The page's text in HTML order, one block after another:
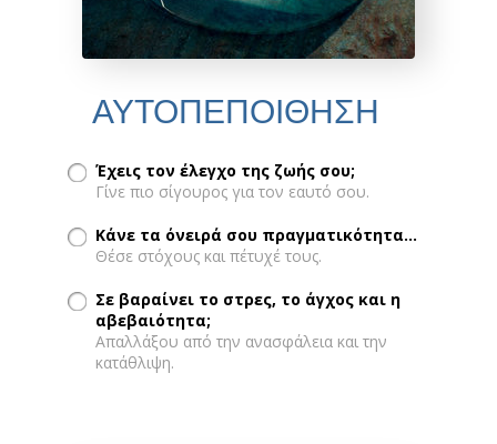
ΑΥΤΟΠΕΠΟΙΘΗΣΗ
Έχεις τον έλεγχο της ζωής σου;
Γίνε πιο σίγουρος για τον εαυτό σου.
Κάνε τα όνειρά σου πραγματικότητα...
Θέσε στόχους και πέτυχέ τους.
Σε βαραίνει το στρες, το άγχος και η
αβεβαιότητα;
Απαλλάξου από την ανασφάλεια και την
κατάθλιψη.